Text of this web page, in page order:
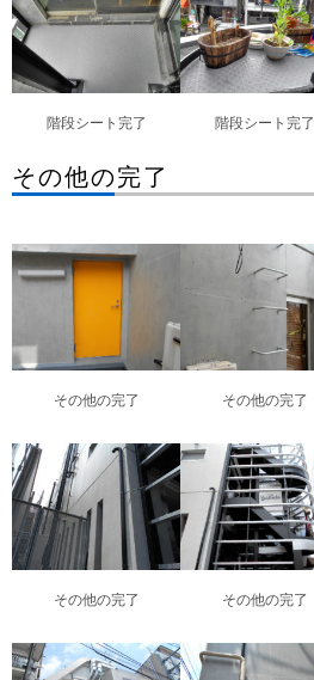
階段シート完了 階段シート完了
その他の完了
その他の完了 その他の完了
その他の完了 その他の完了